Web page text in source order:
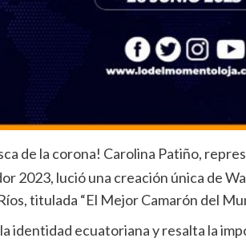
de la corona! Carolina Patiño,
2023, lució una creación única de
titulada “El Mejor Camarón del
identidad ecuatoriana y resalta la